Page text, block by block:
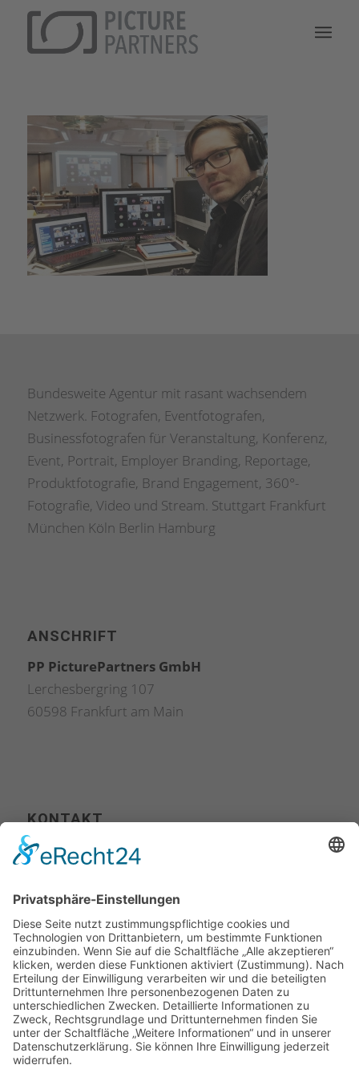
Bundesweite Agentur mit rasant wachsendem
Netzwerk. Fotografen, Eventfotografen,
Businessfotografen für Veranstaltung, Konferenz,
Event, Portrait, Employer Branding, Reportage,
Produktfotografie, Brand Engagement, 360°-
Fotografie, Video und Stream. Stuttgart Frankfurt
München Köln Berlin Hamburg
ANSCHRIFT
PP PicturePartners GmbH
Lerchesbergring 107
60598 Frankfurt am Main
KONTAKT
Tel. +49 (0) 711 400 502-00
info@picture-partners.com